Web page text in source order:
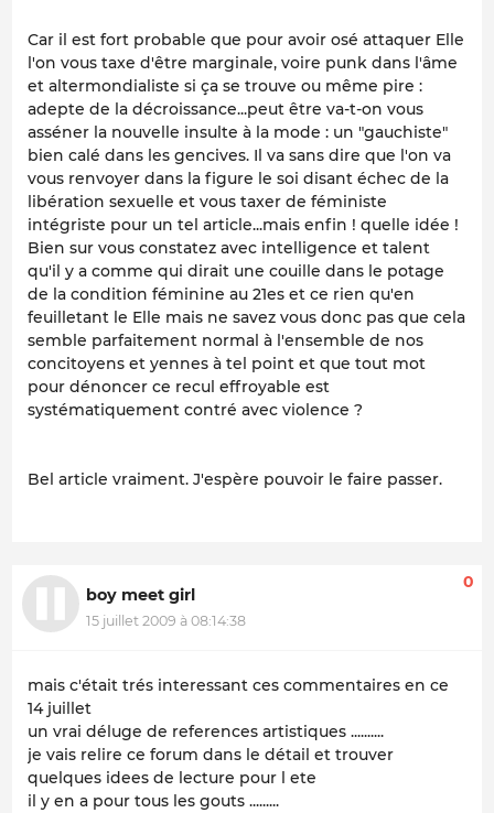
Car il est fort probable que pour avoir osé attaquer Elle
l'on vous taxe d'être marginale, voire punk dans l'âme
et altermondialiste si ça se trouve ou même pire :
adepte de la décroissance...peut être va-t-on vous
asséner la nouvelle insulte à la mode : un "gauchiste"
bien calé dans les gencives. Il va sans dire que l'on va
vous renvoyer dans la figure le soi disant échec de la
libération sexuelle et vous taxer de féministe
intégriste pour un tel article...mais enfin ! quelle idée !
Bien sur vous constatez avec intelligence et talent
qu'il y a comme qui dirait une couille dans le potage
de la condition féminine au 21es et ce rien qu'en
feuilletant le Elle mais ne savez vous donc pas que cela
semble parfaitement normal à l'ensemble de nos
concitoyens et yennes à tel point et que tout mot
pour dénoncer ce recul effroyable est
systématiquement contré avec violence ?
Bel article vraiment. J'espère pouvoir le faire passer.
boy meet girl
15 juillet 2009 à 08:14:38
0
mais c'était trés interessant ces commentaires en ce
14 juillet
un vrai déluge de references artistiques ..........
je vais relire ce forum dans le détail et trouver
quelques idees de lecture pour l ete
il y en a pour tous les gouts .........